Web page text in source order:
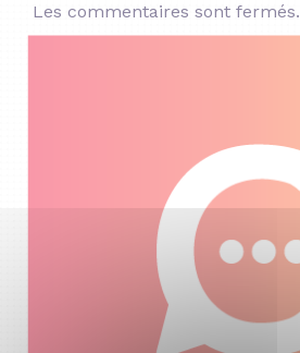
Les commentaires sont fermés.